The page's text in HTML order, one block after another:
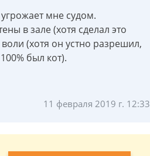
мне судом.
в зале (хотя сделал это
(хотя он устно разрешил,
был кот).
11 февраля 2019 г. 12:33